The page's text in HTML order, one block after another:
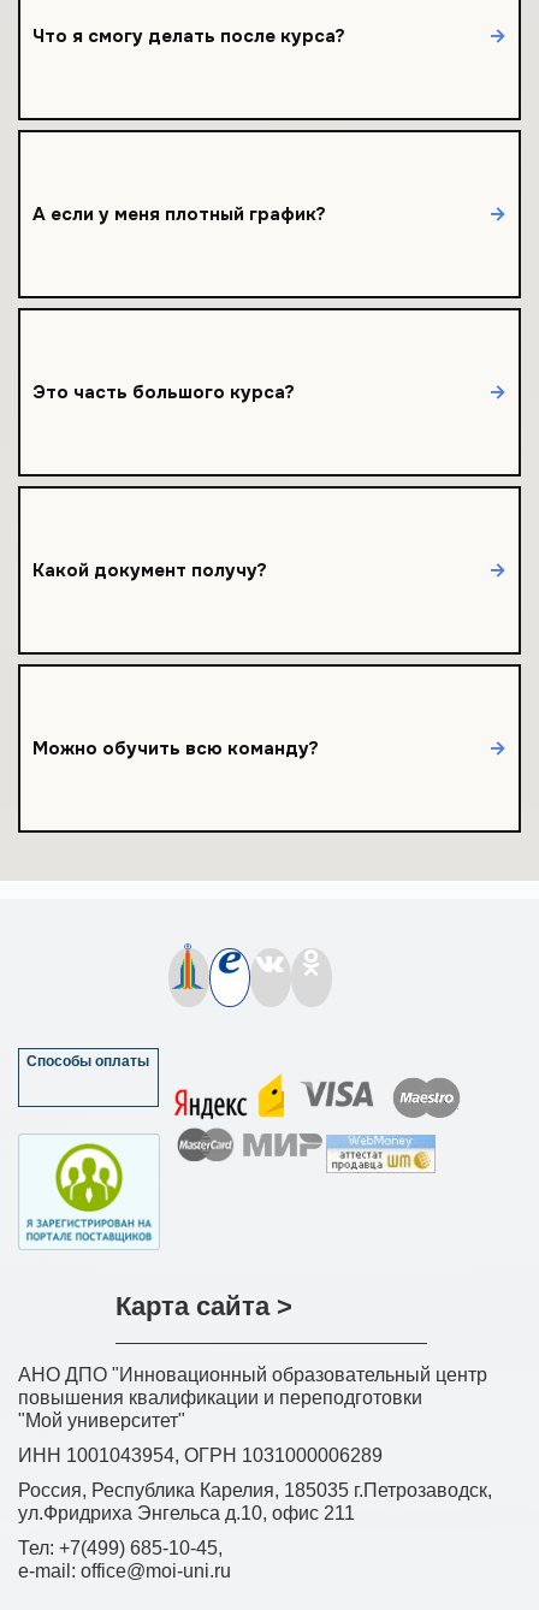
Что я смогу делать после курса? →
Создавать, настраивать, наполнять и оценивать учебные
курсы в Moodle.
А если у меня плотный график? →
Доступ 6 месяцев — проходите в своём темпе, без
дедлайнов.
Это часть большого курса? →
Да, это первый модуль курса Moodle PRO. Можно начать с
базы и продолжить.
Какой документ получу? →
Удостоверение о повышении квалификации
установленного образца 24 часа.
Можно обучить всю команду? →
Да! Корпоративные условия, скидки и отчётность —
свяжитесь с нами.
Способы оплаты
Карта сайта >
АНО ДПО "Инновационный образовательный центр
повышения квалификации и переподготовки
"Мой университет"
ИНН 1001043954, ОГРН 1031000006289
Россия, Республика Карелия, 185035 г.Петрозаводск,
ул.Фридриха Энгельса д.10, офис 211
Тел: +7(499) 685-10-45,
e-mail: office@moi-uni.ru